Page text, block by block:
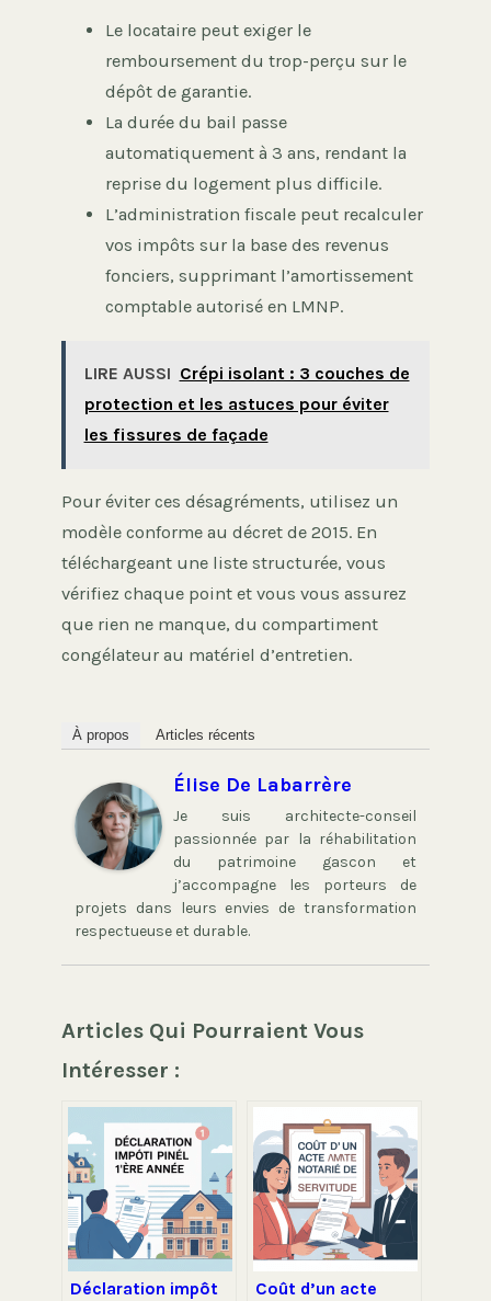
Le locataire peut exiger le
remboursement du trop-perçu sur le
dépôt de garantie.
La durée du bail passe
automatiquement à 3 ans, rendant la
reprise du logement plus difficile.
L’administration fiscale peut recalculer
vos impôts sur la base des revenus
fonciers, supprimant l’amortissement
comptable autorisé en LMNP.
LIRE AUSSI Crépi isolant : 3 couches de
protection et les astuces pour éviter
les fissures de façade
Pour éviter ces désagréments, utilisez un
modèle conforme au décret de 2015. En
téléchargeant une liste structurée, vous
vérifiez chaque point et vous vous assurez
que rien ne manque, du compartiment
congélateur au matériel d’entretien.
À propos Articles récents
Élise De Labarrère
Je suis architecte-conseil
passionnée par la réhabilitation
du patrimoine gascon et
j’accompagne les porteurs de
projets dans leurs envies de transformation
respectueuse et durable.
Articles Qui Pourraient Vous
Intéresser :
Déclaration impôt
Coût d’un acte